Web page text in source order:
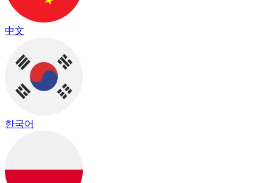
中文
한국어